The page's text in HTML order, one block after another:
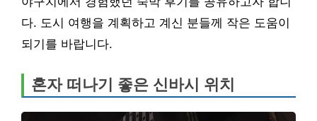
다. 도시 여행을 계획하고 계신 분들께 작은 도움이
되기를 바랍니다.
혼자 떠나기 좋은 신바시 위치